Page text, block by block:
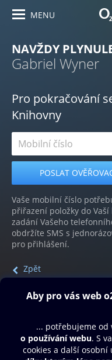
MENU
NAVŽDY
Gabriel Wyner
Pro pokračování
Knihovny
Vaše mobilní číslo
přiřazení položky do Vaší
zadání Vašeho
obdržíte SMS s
pro přihlášení.
Zpět
Obsah ke stažení
Moje O2 Knihovna